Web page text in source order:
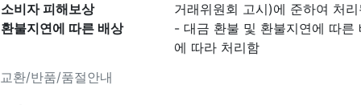
교환/반품/품절안내
소비자 피해보상
환불지연에 따른 배상
거래위원회 고시)에 준하여 처
- 대금 환불 및 환불지연에 따른
에 따라 처리함